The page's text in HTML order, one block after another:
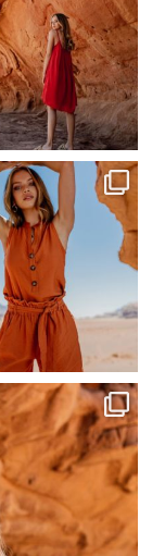
Сер 19
ebutikpl
Сер 17